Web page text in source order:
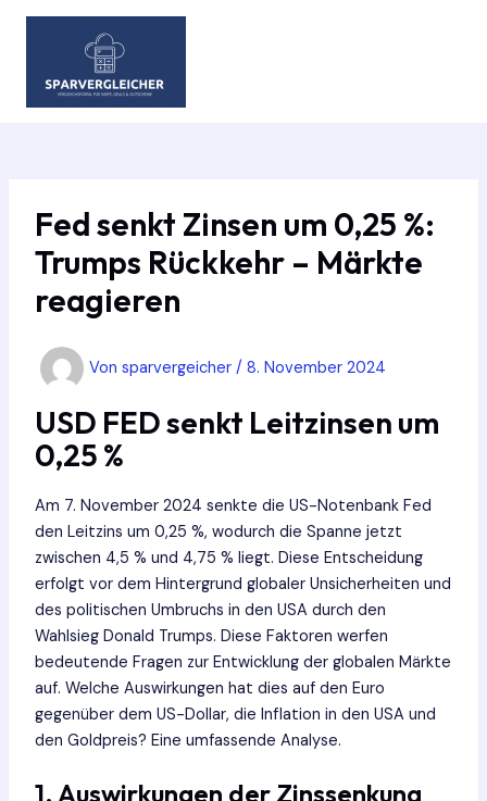
Zum
Fed senkt Zinsen um 0,25 %:
Trumps Rückkehr – Märkte
reagieren
Von sparvergeicher / 8. November 2024
USD FED senkt Leitzinsen um
0,25 %
Am 7. November 2024 senkte die US-Notenbank Fed
den Leitzins um 0,25 %, wodurch die Spanne jetzt
zwischen 4,5 % und 4,75 % liegt. Diese Entscheidung
erfolgt vor dem Hintergrund globaler Unsicherheiten und
des politischen Umbruchs in den USA durch den
Wahlsieg Donald Trumps. Diese Faktoren werfen
bedeutende Fragen zur Entwicklung der globalen Märkte
auf. Welche Auswirkungen hat dies auf den Euro
gegenüber dem US-Dollar, die Inflation in den USA und
den Goldpreis? Eine umfassende Analyse.
1. Auswirkungen der Zinssenkung